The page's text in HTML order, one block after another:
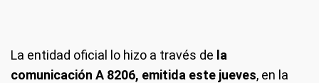
La entidad oficial lo hizo a través de la
comunicación A 8206, emitida este jueves, en la